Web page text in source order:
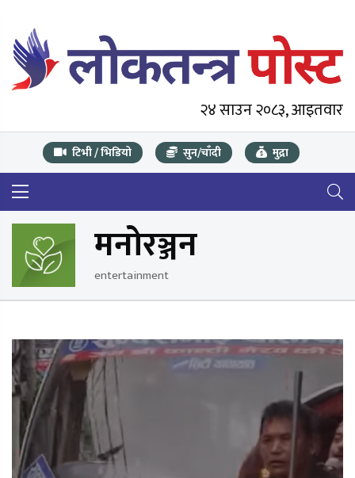
२४ साउन २०८३, आइतवार
टिभी / भिडियो सुन/चाँदी मुद्रा
मनोरञ्जन
entertainment